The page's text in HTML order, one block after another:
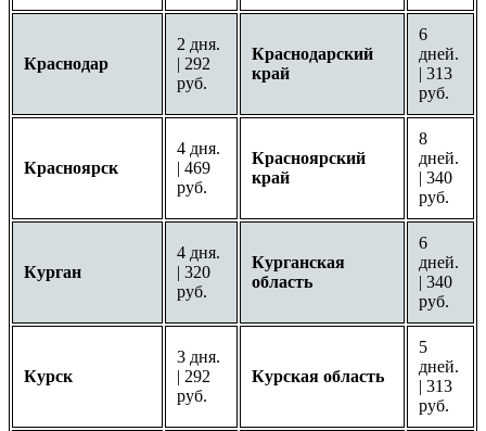
Краснодар
2 дня.
| 292
руб.
Краснодарский
край
6
дней.
| 313
руб.
Красноярск
4 дня.
| 469
руб.
Красноярский
край
8
дней.
| 340
руб.
Курган
4 дня.
| 320
руб.
Курганская
область
6
дней.
| 340
руб.
Курск
3 дня.
| 292
руб.
Курская область
5
дней.
| 313
руб.